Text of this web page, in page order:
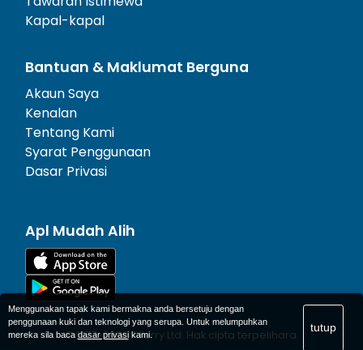
Kapal-kapal
Bantuan & Maklumat Berguna
Akaun Saya
Kenalan
Tentang Kami
Syarat Penggunaan
Dasar Privasi
Apl Mudah Alih
© 1977-2026AFerry Ltd. Hak cipta terpelihara.
Menggunakan tapak kami bermakna anda bersetuju dengan
penggunaan kuki dan teknologi yang serupa. Untuk melumpuhkan
mereka sila bacadasar privasikami.
tutup